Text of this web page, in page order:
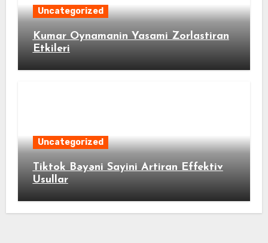
Uncategorized
Kumar Oynamanin Yasami Zorlastiran
Etkileri
Uncategorized
Tiktok Bəyəni Sayini Artiran Effektiv
Usullar